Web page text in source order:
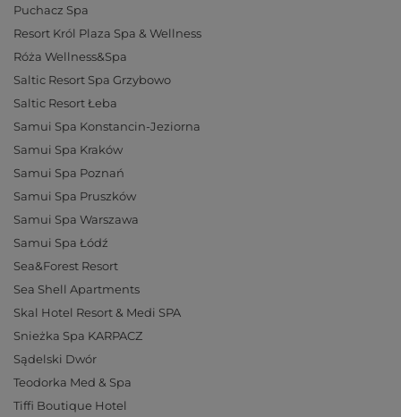
Puchacz Spa
Resort Król Plaza Spa & Wellness
Róża Wellness&Spa
Saltic Resort Spa Grzybowo
Saltic Resort Łeba
Samui Spa Konstancin-Jeziorna
Samui Spa Kraków
Samui Spa Poznań
Samui Spa Pruszków
Samui Spa Warszawa
Samui Spa Łódź
Sea&Forest Resort
Sea Shell Apartments
Skal Hotel Resort & Medi SPA
Snieżka Spa KARPACZ
Sądelski Dwór
Teodorka Med & Spa
Tiffi Boutique Hotel